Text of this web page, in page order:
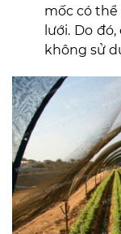
mốc có thể
lưới. Do
không sử